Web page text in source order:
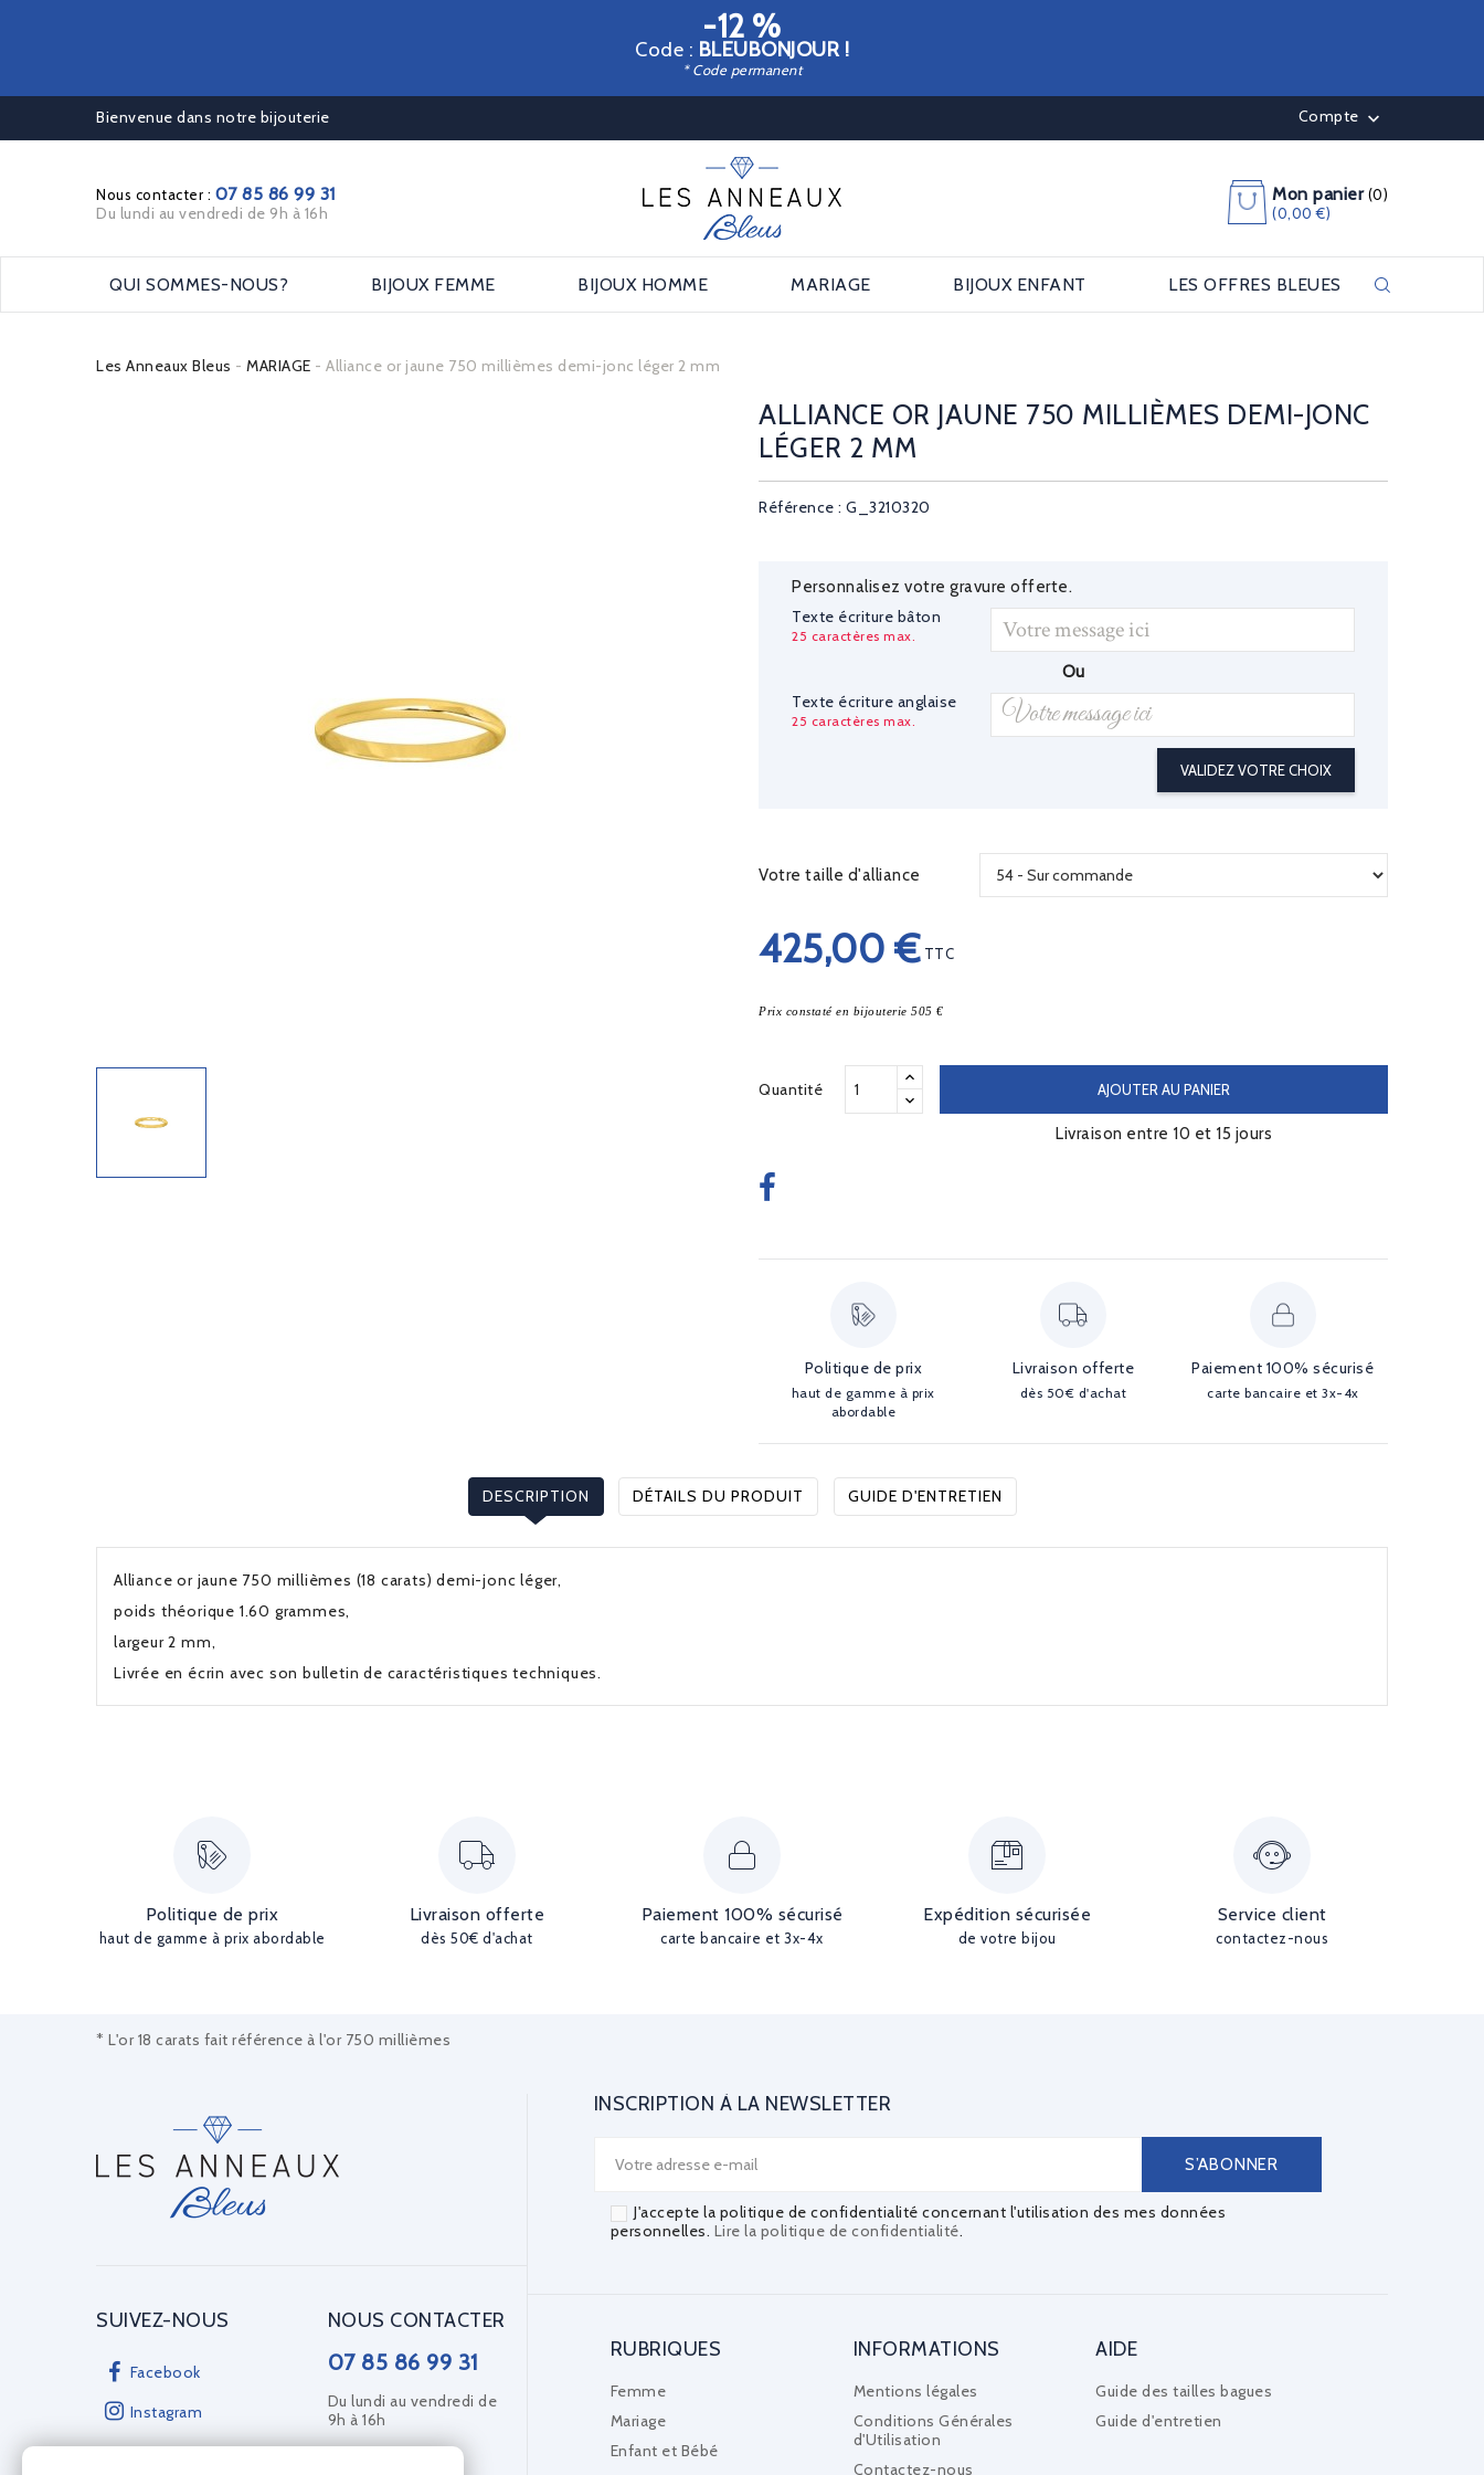
-12 %
Code : BLEUBONJOUR !
* Code permanent
Bienvenue dans notre bijouterie Compte 
Nous contacter : 07 85 86 99 31
Du lundi au vendredi de 9h à 16h
Mon panier (0)
(0,00 €)
QUI SOMMES-NOUS? BIJOUX FEMME BIJOUX HOMME MARIAGE BIJOUX ENFANT LES OFFRES BLEUES
Les Anneaux Bleus MARIAGE Alliance or jaune 750 millièmes demi-jonc léger 2 mm
ALLIANCE OR JAUNE 750 MILLIÈMES DEMI-JONC
LÉGER 2 MM
Référence : G_3210320
Personnalisez votre gravure offerte.
Texte écriture bâton
25 caractères max.
Ou
Texte écriture anglaise
25 caractères max.
VALIDEZ VOTRE CHOIX
Votre taille d'alliance
425,00 € TTC
Prix constaté en bijouterie 505 €
Quantité AJOUTER AU PANIER
Livraison entre 10 et 15 jours
Politique de prix
haut de gamme à prix
abordable
Livraison offerte
dès 50€ d'achat
Paiement 100% sécurisé
carte bancaire et 3x-4x
DESCRIPTION DÉTAILS DU PRODUIT GUIDE D'ENTRETIEN
Alliance or jaune 750 millièmes (18 carats) demi-jonc léger,
poids théorique 1.60 grammes,
largeur 2 mm,
Livrée en écrin avec son bulletin de caractéristiques techniques.
Politique de prix
haut de gamme à prix abordable
Livraison offerte
dès 50€ d'achat
Paiement 100% sécurisé
carte bancaire et 3x-4x
Expédition sécurisée
de votre bijou
Service client
contactez-nous
* L'or 18 carats fait référence à l'or 750 millièmes
SUIVEZ-NOUS
Facebook
Instagram
NOUS CONTACTER
07 85 86 99 31
Du lundi au vendredi de
9h à 16h
INSCRIPTION À LA NEWSLETTER
J'accepte la politique de confidentialité concernant l'utilisation des mes données
personnelles. Lire la politique de confidentialité.
RUBRIQUES
Femme
Mariage
Enfant et Bébé
INFORMATIONS
Mentions légales
Conditions Générales
d'Utilisation
Contactez-nous
AIDE
Guide des tailles bagues
Guide d'entretien